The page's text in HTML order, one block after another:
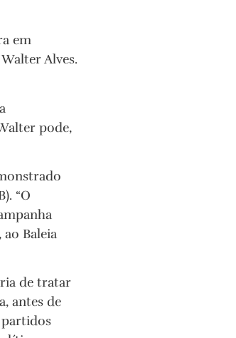
em
Alves.
pode,
“O
Baleia
de tratar
antes de
partidos